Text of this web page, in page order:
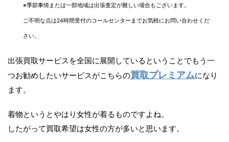
※季節事情または一部地域は出張査定が難しい場合もございます。
ご不明な点は24時間受付のコールセンターまでお気軽にお問い合わせくだ
さい。
出張買取サービスを全国に展開しているということでもう一
つお勧めしたいサービスがこちらの買取プレミアムになり
ます。
着物というとやはり女性が着るものですよね。
したがって買取希望は女性の方が多いと思います。